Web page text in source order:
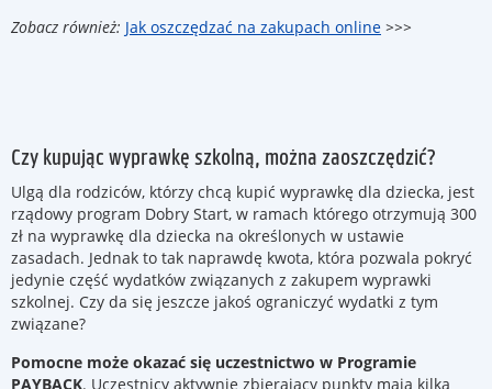
Zobacz również: Jak oszczędzać na zakupach online >>>
Czy kupując wyprawkę szkolną, można zaoszczędzić?
Ulgą dla rodziców, którzy chcą kupić wyprawkę dla dziecka, jest
rządowy program Dobry Start, w ramach którego otrzymują 300
zł na wyprawkę dla dziecka na określonych w ustawie
zasadach. Jednak to tak naprawdę kwota, która pozwala pokryć
jedynie część wydatków związanych z zakupem wyprawki
szkolnej. Czy da się jeszcze jakoś ograniczyć wydatki z tym
związane?
Pomocne może okazać się uczestnictwo w Programie
PAYBACK. Uczestnicy aktywnie zbierający punkty mają kilka